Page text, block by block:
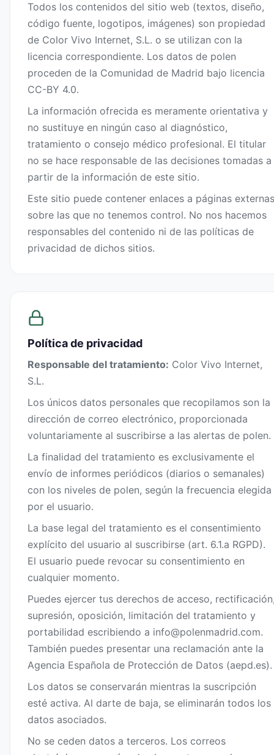
Todos los contenidos del sitio web (textos, diseño,
código fuente, logotipos, imágenes) son propiedad
de Color Vivo Internet, S.L. o se utilizan con la
licencia correspondiente. Los datos de polen
proceden de la Comunidad de Madrid bajo licencia
CC-BY 4.0.
La información ofrecida es meramente orientativa y
no sustituye en ningún caso al diagnóstico,
tratamiento o consejo médico profesional. El titular
no se hace responsable de las decisiones tomadas a
partir de la información de este sitio.
Este sitio puede contener enlaces a páginas externas
sobre las que no tenemos control. No nos hacemos
responsables del contenido ni de las políticas de
privacidad de dichos sitios.
Política de privacidad
Responsable del tratamiento: Color Vivo Internet,
S.L.
Los únicos datos personales que recopilamos son la
dirección de correo electrónico, proporcionada
voluntariamente al suscribirse a las alertas de polen.
La finalidad del tratamiento es exclusivamente el
envío de informes periódicos (diarios o semanales)
con los niveles de polen, según la frecuencia elegida
por el usuario.
La base legal del tratamiento es el consentimiento
explícito del usuario al suscribirse (art. 6.1.a RGPD).
El usuario puede revocar su consentimiento en
cualquier momento.
Puedes ejercer tus derechos de acceso,
supresión, oposición, limitación del tratamiento y
portabilidad escribiendo a info@polenmadrid.com.
También puedes presentar una reclamación ante la
Agencia Española de Protección de Datos (aepd.es).
Los datos se conservarán mientras la suscripción
esté activa. Al darte de baja, se eliminarán todos los
datos asociados.
No se ceden datos a terceros. Los correos